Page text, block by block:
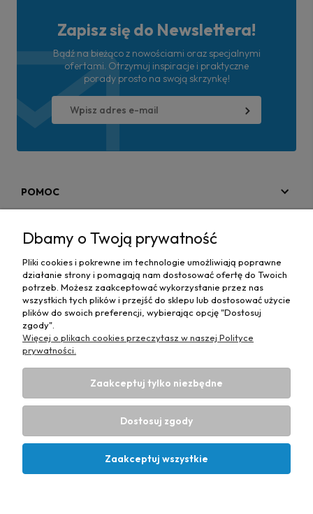
Zapisz się do Newslettera!
Bądź na bieżąco z nowościami oraz specjalnymi
ofertami. Otrzymuj inspiracje i praktyczne
porady prosto na swoją skrzynkę!
POMOC
MAPA STRONY
INFORMACJE
Hurtownia materiałów tapicerskich Adrian| ul. Chorzowska
50e, 44-100 Gliwice, woj. śląskie | E-mail:
6312703341
Projekt i wykonanie:Ecommercy.pl
Dbamy o Twoją prywatność
Pliki cookies i pokrewne im technologie umożliwiają poprawne
działanie strony i pomagają nam dostosować ofertę do Twoich
potrzeb. Możesz zaakceptować wykorzystanie przez nas
wszystkich tych plików i przejść do sklepu lub dostosować użycie
plików do swoich preferencji, wybierając opcję "Dostosuj
zgody".
Więcej o plikach cookies przeczytasz w naszej Polityce
prywatności.
Zaakceptuj tylko niezbędne
Dostosuj zgody
Zaakceptuj wszystkie